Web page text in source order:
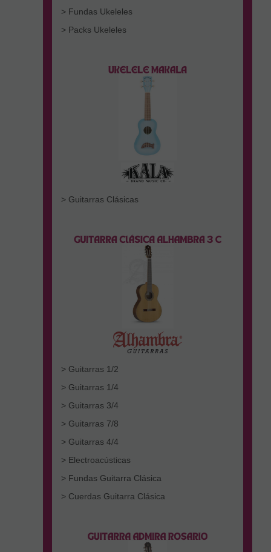
> Fundas Ukeleles
> Packs Ukeleles
> Guitarras Clásicas
> Guitarras 1/2
> Guitarras 1/4
> Guitarras 3/4
> Guitarras 7/8
> Guitarras 4/4
> Electroacústicas
> Fundas Guitarra Clásica
> Cuerdas Guitarra Clásica